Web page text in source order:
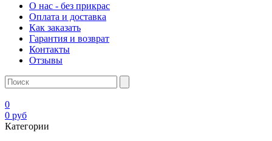
О нас - без прикрас
Оплата и доставка
Как заказать
Гарантия и возврат
Контакты
Отзывы
0
0 руб
Категории